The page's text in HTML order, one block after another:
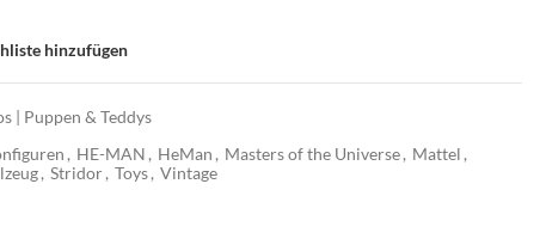
hinzufügen
| Puppen & Teddys
, HE-MAN , HeMan , Masters of the Universe, Mattel ,
, Stridor, Toys, Vintage